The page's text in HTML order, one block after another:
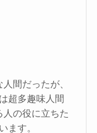
間だったが、
超多趣味人間
の役に立ちた
ます。